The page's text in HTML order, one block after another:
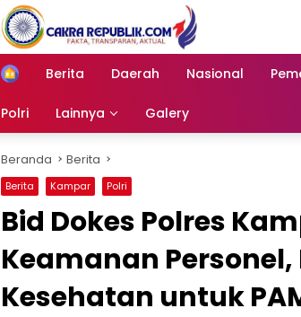
Berita Daerah Nasional
Polri Lainnya Galery
Beranda Berita
Berita Kampar Polri
Bid Dokes Polres
Keamanan
Kesehatan untuk